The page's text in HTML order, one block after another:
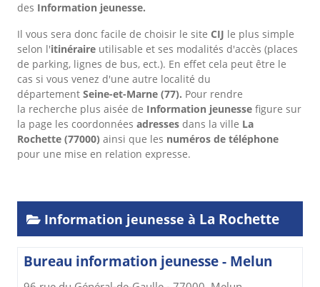
des Information jeunesse.
Il vous sera donc facile de choisir le site CIJ le plus simple
selon l'itinéraire utilisable et ses modalités d'accès (places
de parking, lignes de bus, ect.). En effet cela peut être le
cas si vous venez d'une autre localité du
département Seine-et-Marne (77). Pour rendre
la recherche plus aisée de Information jeunesse figure sur
la page les coordonnées adresses dans la ville La
Rochette (77000) ainsi que les numéros de téléphone
pour une mise en relation expresse.
Information jeunesse à La Rochette
Bureau information jeunesse - Melun